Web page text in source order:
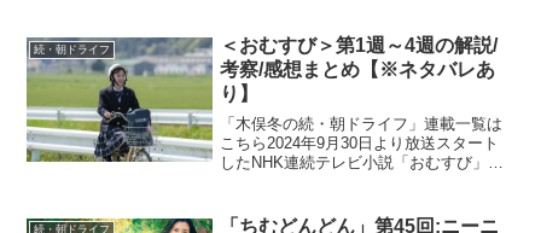
夢をかける主人公と支え合う兄妹たちの
絆を描くストーリ...
続・朝ドライフ
＜おむすび＞第1週～4週の解説/
考察/感想まとめ【※ネタバレあ
り】
「木俣冬の続・朝ドライフ」連載一覧は
こちら2024年9月30日より放送スタート
したNHK連続テレビ小説「おむすび」。
岡・糸島で両親や祖父母と共に暮らして
続・朝ドライフ
「ちむどんどん」第45回:ニーニ